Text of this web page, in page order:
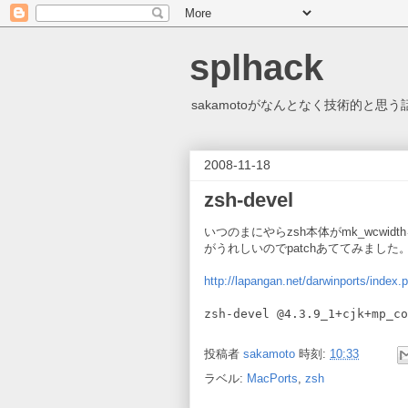
splhack
sakamotoがなんとなく技術的と思う
2008-11-18
zsh-devel
いつのまにやらzsh本体が
がうれしいのでpatchあててみました
http://lapangan.net/darwinports/
zsh-devel
投稿者 sakamoto 時刻: 10:33
ラベル: MacPorts, zsh